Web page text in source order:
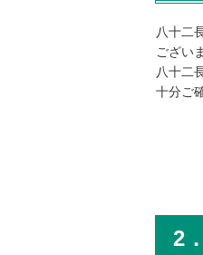
八十二
ござい
八十二
十分ご
2